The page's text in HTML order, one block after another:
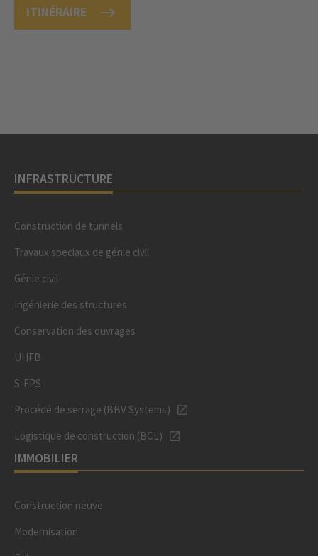
ITINÉRAIRE
INFRASTRUCTURE
Construction de tunnels
Travaux speciaux de génie civil
Génie civil
Ingénierie des structures
Conservation des ouvrages
UHFB
S-EPS
Procédé de serrage (BBV Systems)
Logistique de construction (BCL)
IMMOBILIER
Construction neuve
Modernisation